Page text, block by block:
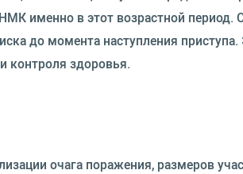
именно в этот возрастной период.
до момента наступления
контроля здоровья.
очага поражения, размеров